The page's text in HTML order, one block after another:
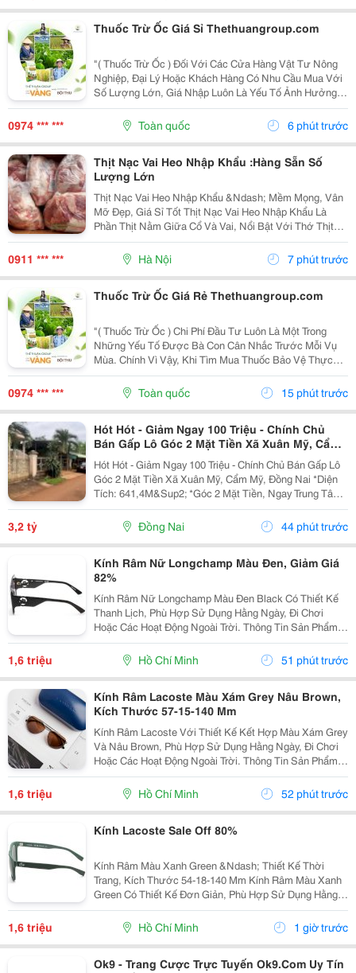
Thuốc Trừ Ốc Giá Sỉ Thethuangroup.com
"( Thuốc Trừ Ốc ) Đối Với Các Cửa Hàng Vật Tư Nông
Nghiệp, Đại Lý Hoặc Khách Hàng Có Nhu Cầu Mua Với
Số Lượng Lớn, Giá Nhập Luôn Là Yếu Tố Ảnh Hưởng
Trực Tiếp Đến Hiệu Quả Kinh Doanh. Tuy Nhiên, Một
Nguồn Hàng Tốt Không Chỉ Dừng Lại Ở Mức Giá
Cạnh...
0974 *** *** Toàn quốc 6 phút trước
Thịt Nạc Vai Heo Nhập Khẩu :Hàng Sẵn Số
Lượng Lớn
Thịt Nạc Vai Heo Nhập Khẩu &Ndash; Mềm Mọng, Vân
Mỡ Đẹp, Giá Sỉ Tốt Thịt Nạc Vai Heo Nhập Khẩu Là
Phần Thịt Nằm Giữa Cổ Và Vai, Nổi Bật Với Thớ Thịt
Săn Chắc, Tỷ Lệ Nạc Cao Và Các Vân Mỡ Mảnh Phân
Bố Tự Nhiên . Sự Kết Hợp Hài Hòa Giữa Nạc Và Mỡ...
0911 *** *** Hà Nội 7 phút trước
Thuốc Trừ Ốc Giá Rẻ Thethuangroup.com
"( Thuốc Trừ Ốc ) Chi Phí Đầu Tư Luôn Là Một Trong
Những Yếu Tố Được Bà Con Cân Nhắc Trước Mỗi Vụ
Mùa. Chính Vì Vậy, Khi Tìm Mua Thuốc Bảo Vệ Thực
Vật, Nhiều Người Thường Ưu Tiên Những Sản Phẩm
Có Mức Giá Hợp Lý Để Tiết Kiệm Ngân Sách. Tuy
Nhiên, Giá...
0974 *** *** Toàn quốc 15 phút trước
Hót Hót - Giảm Ngay 100 Triệu - Chính Chủ
Bán Gấp Lô Góc 2 Mặt Tiền Xã Xuân Mỹ, Cẩm
Mỹ, Đồng Nai
Hót Hót - Giảm Ngay 100 Triệu - Chính Chủ Bán Gấp Lô
Góc 2 Mặt Tiền Xã Xuân Mỹ, Cẩm Mỹ, Đồng Nai *Diện
Tích: 641,4M&Sup2; *Góc 2 Mặt Tiền, Ngay Trung Tâm,
Thuận Tiện Kinh Doanh Đa Ngành Nghề. Cách Quốc Lộ
764 Chỉ Khoảng 400M. *Pháp Lý Sổ Hồng...
3,2 tỷ Đồng Nai 44 phút trước
Kính Râm Nữ Longchamp Màu Đen, Giảm Giá
82%
Kính Râm Nữ Longchamp Màu Đen Black Có Thiết Kế
Thanh Lịch, Phù Hợp Sử Dụng Hằng Ngày, Đi Chơi
Hoặc Các Hoạt Động Ngoài Trời. Thông Tin Sản Phẩm:
Thương Hiệu: Longchamp. Màu Sắc: Đen Black. Kích
Thước: 51-20-140 Mm. Kiểu Dáng Dành Cho Nữ....
1,6 triệu Hồ Chí Minh 51 phút trước
Kính Râm Lacoste Màu Xám Grey Nâu Brown,
Kích Thước 57-15-140 Mm
Kính Râm Lacoste Với Thiết Kế Kết Hợp Màu Xám Grey
Và Nâu Brown, Phù Hợp Sử Dụng Hằng Ngày, Đi Chơi
Hoặc Các Hoạt Động Ngoài Trời. Thông Tin Sản Phẩm:
Thương Hiệu: Lacoste. Màu Sắc: Xám Grey &Ndash;
Nâu Brown. Kích Thước: 57-15-140 Mm. Mã...
1,6 triệu Hồ Chí Minh 52 phút trước
Kính Lacoste Sale Off 80%
Kính Râm Màu Xanh Green &Ndash; Thiết Kế Thời
Trang, Kích Thước 54-18-140 Mm Kính Râm Màu Xanh
Green Có Thiết Kế Đơn Giản, Phù Hợp Sử Dụng Hằng
Ngày Khi Đi Chơi, Đi Du Lịch Hoặc Di Chuyển Ngoài
Trời. Thông Tin Sản Phẩm: Màu Sắc: Xanh Green. ...
1,6 triệu Hồ Chí Minh 1 giờ trước
Ok9 - Trang Cược Trực Tuyến Ok9.Com Uy Tín